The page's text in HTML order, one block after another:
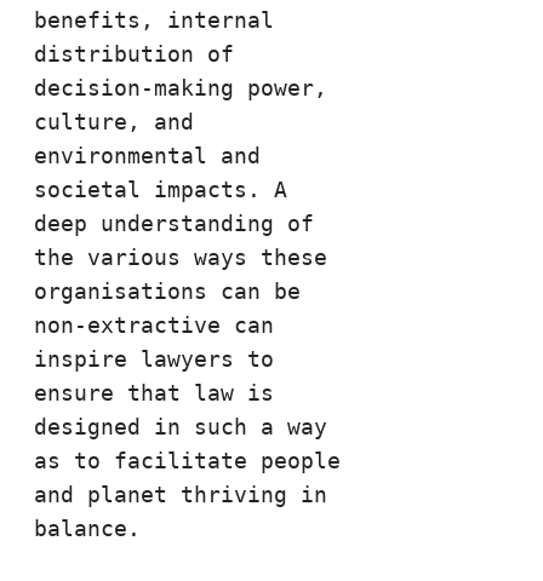
benefits, internal
distribution of
decision-making power,
culture, and
environmental and
societal impacts. A
deep understanding of
the various ways these
organisations can be
non-extractive can
inspire lawyers to
ensure that law is
designed in such a way
as to facilitate people
and planet thriving in
balance.